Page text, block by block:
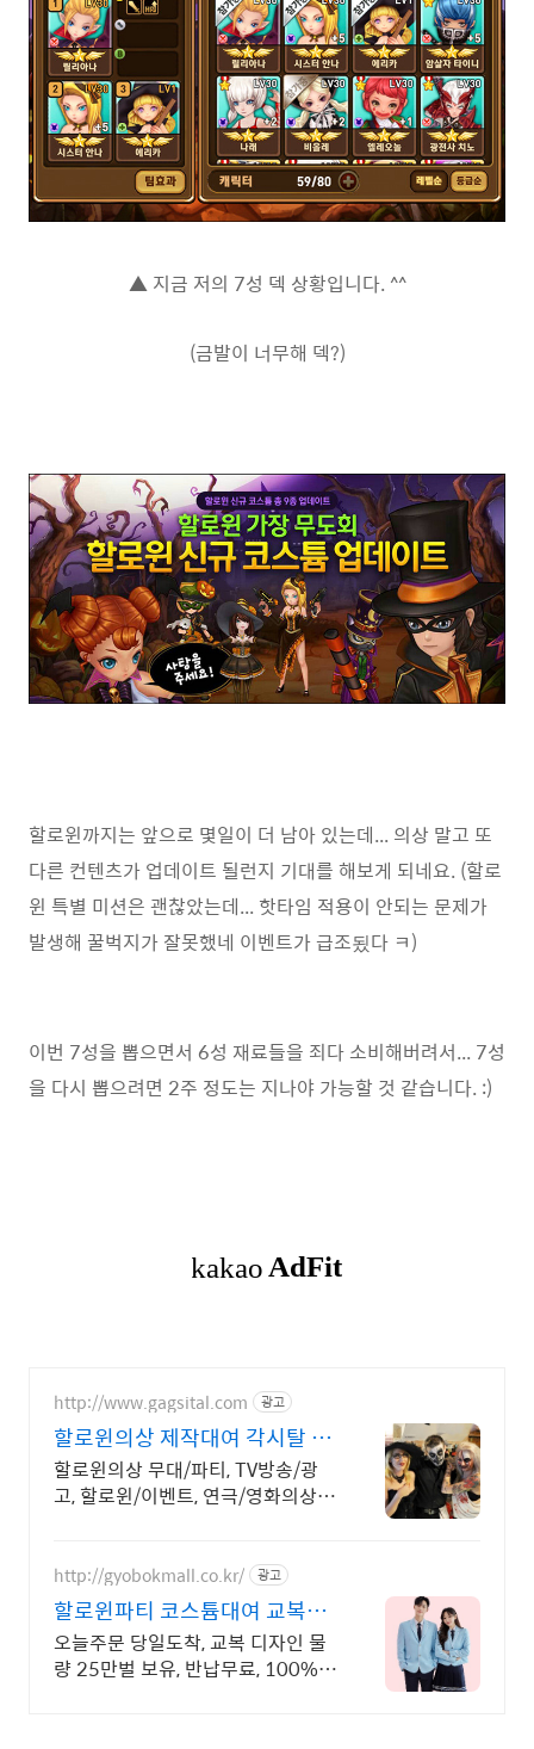
▲ 지금 저의 7성 덱 상황입니다. ^^
(금발이 너무해 덱?)
할로윈까지는 앞으로 몇일이 더 남아 있는데... 의상 말고 또
다른 컨텐츠가 업데이트 될런지 기대를 해보게 되네요. (할로
윈 특별 미션은 괜찮았는데... 핫타임 적용이 안되는 문제가
발생해 꿀벅지가 잘못했네 이벤트가 급조됬다 ㅋ)
이번 7성을 뽑으면서 6성 재료들을 죄다 소비해버려서... 7성
을 다시 뽑으려면 2주 정도는 지나야 가능할 것 같습니다. :)
http://www.gagsital.com 광고
할로윈의상 제작대여 각시탈 1
일+1일행사 기본2박3일로
할로윈의상 무대/파티, TV방송/광
고, 할로윈/이벤트, 연극/영화의상,
http://gyobokmall.co.kr/ 광고
할로윈파티 코스튬대여 교복몰
2026 히트브랜드대상 1위
오늘주문 당일도착, 교복 디자인 물
량 25만벌 보유, 반납무료, 100%